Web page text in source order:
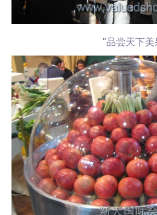
"品尝天下美